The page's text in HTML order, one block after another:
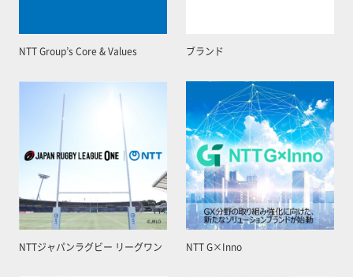
NTT Group’s Core & Values ブランド
NTTジャパンラグビー リーグワン NTT G×Inno